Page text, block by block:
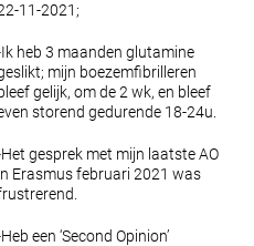
11-2021;
heb 3 maanden glutamine
mijn boezemfibrilleren
gelijk, om de 2 wk, en bleef
storend gedurende 18-24u.
gesprek met mijn laatste AO
Erasmus februari 2021 was
een ‘Second Opinion’